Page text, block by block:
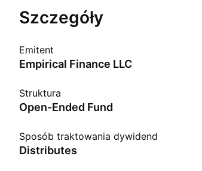
Szczegóły
Emitent
Empirical Finance LLC
Struktura
Open-Ended Fund
Sposób traktowania dywidend
Distributes